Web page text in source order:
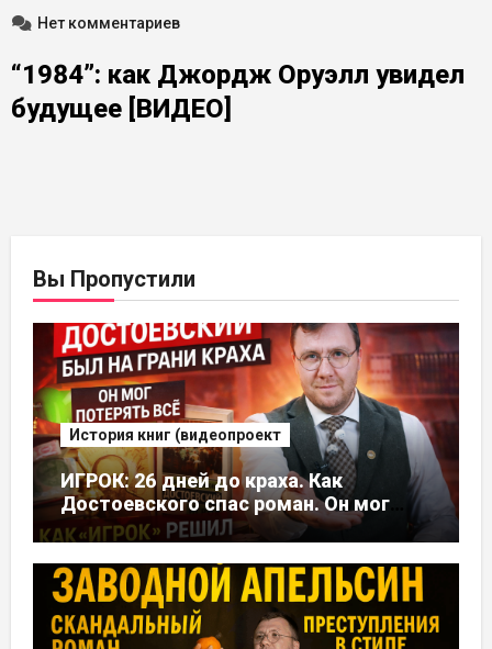
Нет комментариев
“1984”: как Джордж Оруэлл увидел
будущее [ВИДЕО]
Вы Пропустили
История книг (видеопроект
ИГРОК: 26 дней до краха. Как
Достоевского спас роман. Он мог
потерять все, но это стало его
судьбой